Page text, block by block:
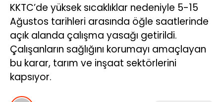
KKTC’de yüksek sıcaklıklar nedeniyle 5-15
Ağustos tarihleri arasında öğle saatlerinde
açık alanda çalışma yasağı getirildi.
Çalışanların sağlığını korumayı amaçlayan
bu karar, tarım ve inşaat sektörlerini
kapsıyor.